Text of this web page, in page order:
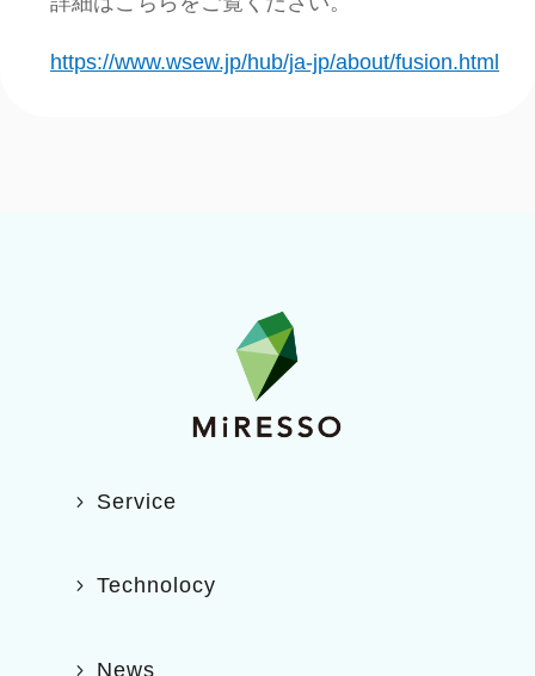
https://www.wsew.jp/hub/ja-jp/about/fusion.html
Service
Technolocy
News